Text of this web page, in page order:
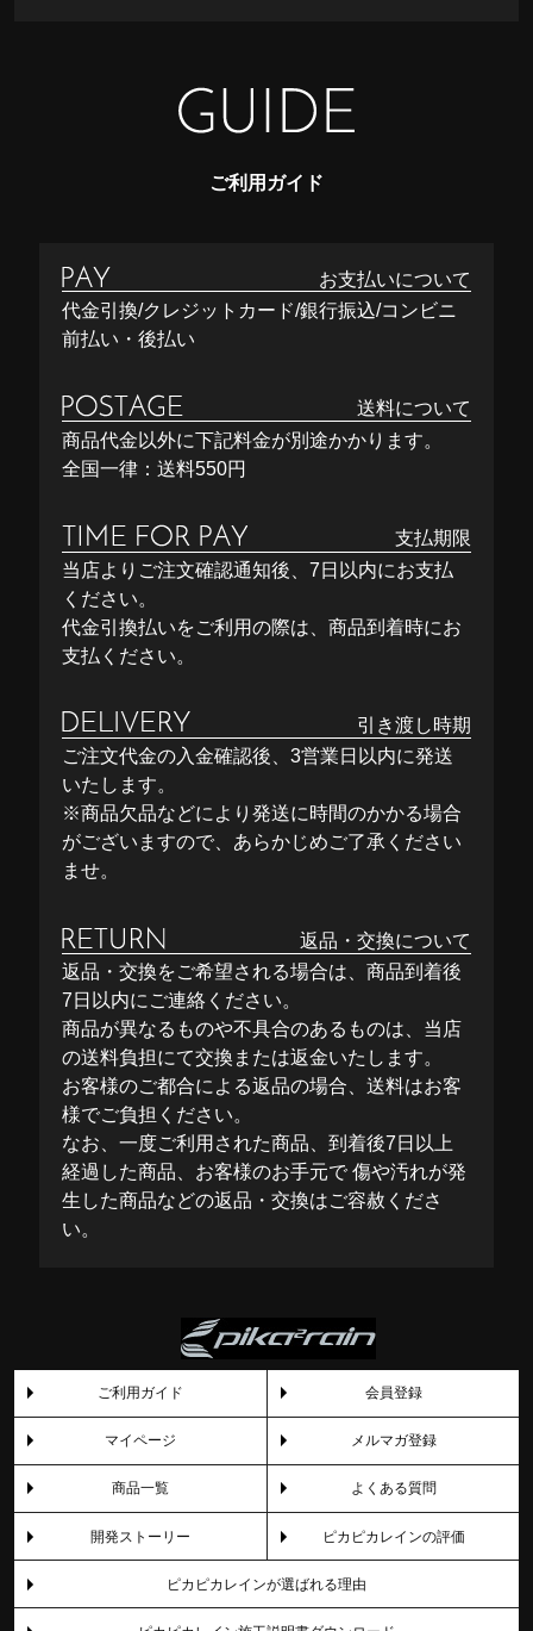
ご利用ガイド
お支払いについて
代金引換/クレジットカード/銀行振込/コンビニ
前払い・後払い
送料について
商品代金以外に下記料金が別途かかります。
全国一律：送料550円
支払期限
当店よりご注文確認通知後、7日以内にお支払
ください。
代金引換払いをご利用の際は、商品到着時にお
支払ください。
引き渡し時期
ご注文代金の入金確認後、3営業日以内に発送
いたします。
※商品欠品などにより発送に時間のかかる場合
がございますので、あらかじめご了承ください
ませ。
返品・交換について
返品・交換をご希望される場合は、商品到着後
7日以内にご連絡ください。
商品が異なるものや不具合のあるものは、当店
の送料負担にて交換または返金いたします。
お客様のご都合による返品の場合、送料はお客
様でご負担ください。
なお、一度ご利用された商品、到着後7日以上
経過した商品、お客様のお手元で 傷や汚れが発
生した商品などの返品・交換はご容赦くださ
い。
ご利用ガイド 会員登録
マイページ メルマガ登録
商品一覧 よくある質問
開発ストーリー ピカピカレインの評価
ピカピカレインが選ばれる理由